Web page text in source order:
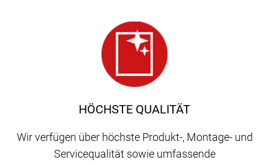
HÖCHSTE QUALITÄT
Wir verfügen über höchste Produkt-, Montage- und
Servicequalität sowie umfassende